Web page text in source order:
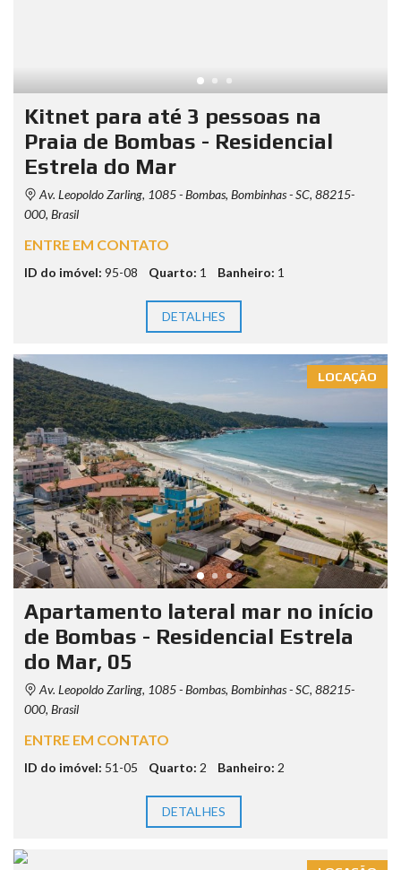
Kitnet para até 3 pessoas na
Praia de Bombas - Residencial
Estrela do Mar
Av. Leopoldo Zarling, 1085 - Bombas, Bombinhas - SC, 88215-
000, Brasil
ENTRE EM CONTATO
ID do imóvel: 95-08 Quarto: 1 Banheiro: 1
DETALHES
LOCAÇÃO
Apartamento lateral mar no início
de Bombas - Residencial Estrela
do Mar, 05
Av. Leopoldo Zarling, 1085 - Bombas, Bombinhas - SC, 88215-
000, Brasil
ENTRE EM CONTATO
ID do imóvel: 51-05 Quarto: 2 Banheiro: 2
DETALHES